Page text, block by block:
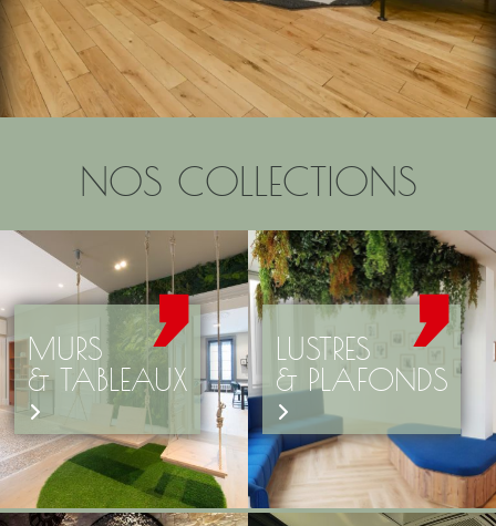
NOS COLLECTIONS
MURS
& TABLEAUX
LUSTRES
& PLAFONDS